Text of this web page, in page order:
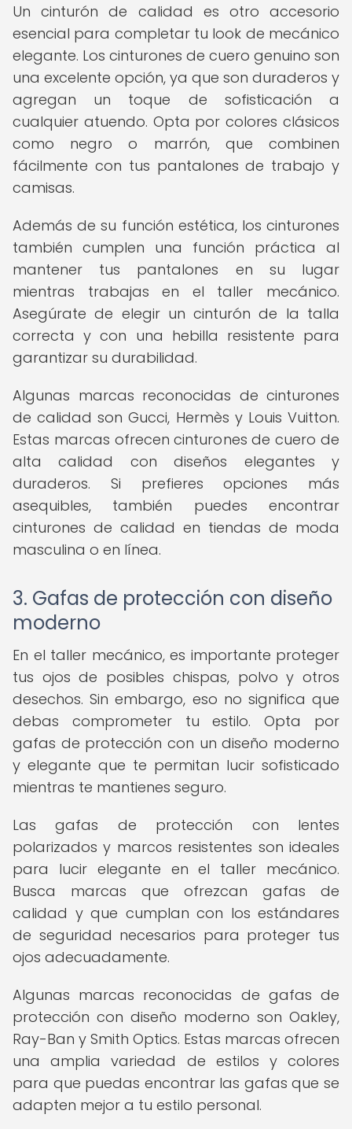
Un cinturón de calidad es otro accesorio
esencial para completar tu look de mecánico
elegante. Los cinturones de cuero genuino son
una excelente opción, ya que son duraderos y
agregan un toque de sofisticación a
cualquier atuendo. Opta por colores clásicos
como negro o marrón, que combinen
fácilmente con tus pantalones de trabajo y
camisas.
Además de su función estética, los cinturones
también cumplen una función práctica al
mantener tus pantalones en su lugar
mientras trabajas en el taller mecánico.
Asegúrate de elegir un cinturón de la talla
correcta y con una hebilla resistente para
garantizar su durabilidad.
Algunas marcas reconocidas de cinturones
de calidad son Gucci, Hermès y Louis Vuitton.
Estas marcas ofrecen cinturones de cuero de
alta calidad con diseños elegantes y
duraderos. Si prefieres opciones más
asequibles, también puedes encontrar
cinturones de calidad en tiendas de moda
masculina o en línea.
3. Gafas de protección con diseño
moderno
En el taller mecánico, es importante proteger
tus ojos de posibles chispas, polvo y otros
desechos. Sin embargo, eso no significa que
debas comprometer tu estilo. Opta por
gafas de protección con un diseño moderno
y elegante que te permitan lucir sofisticado
mientras te mantienes seguro.
Las gafas de protección con lentes
polarizados y marcos resistentes son ideales
para lucir elegante en el taller mecánico.
Busca marcas que ofrezcan gafas de
calidad y que cumplan con los estándares
de seguridad necesarios para proteger tus
ojos adecuadamente.
Algunas marcas reconocidas de gafas de
protección con diseño moderno son Oakley,
Ray-Ban y Smith Optics. Estas marcas ofrecen
una amplia variedad de estilos y colores
para que puedas encontrar las gafas que se
adapten mejor a tu estilo personal.